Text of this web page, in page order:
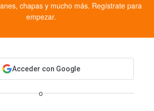
chapas y mucho más. Regístrate para
empezar.
Acceder con Google
o